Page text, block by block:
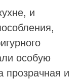
и
особую
прозрачная и